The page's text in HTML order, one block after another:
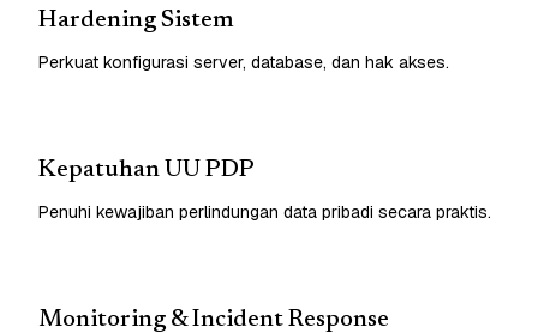
Hardening Sistem
Perkuat konfigurasi server, database, dan hak akses.
Kepatuhan UU PDP
Penuhi kewajiban perlindungan data pribadi secara praktis.
Monitoring & Incident Response